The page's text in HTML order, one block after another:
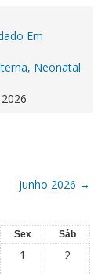
Em
Neonatal
junho 2026 →
Sex Sáb
1 2